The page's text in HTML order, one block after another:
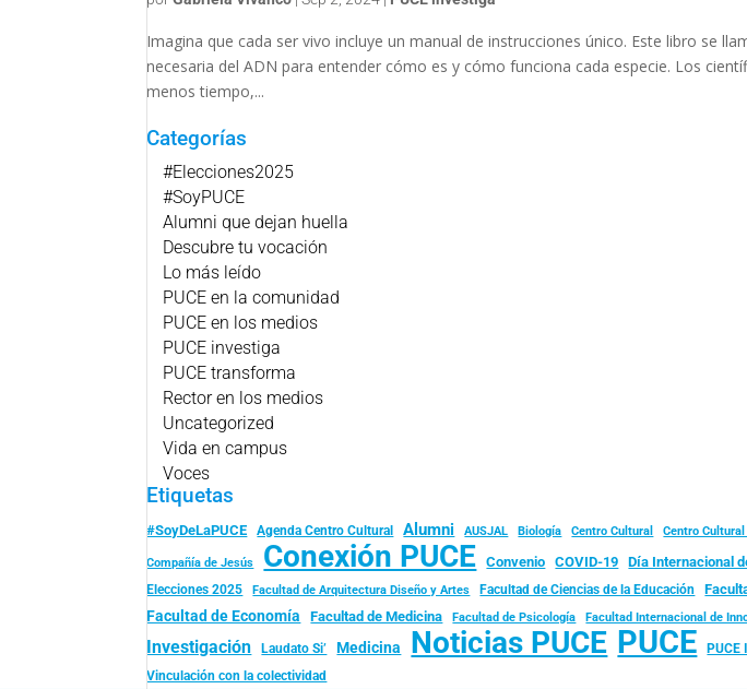
Imagina que cada ser vivo incluye un manual de instrucciones único. Este libro se
necesaria del ADN para entender cómo es y cómo funciona cada especie. Los
menos tiempo,...
Categorías
#Elecciones2025
#SoyPUCE
Alumni que dejan huella
Descubre tu vocación
Lo más leído
PUCE en la comunidad
PUCE en los medios
PUCE investiga
PUCE transforma
Rector en los medios
Uncategorized
Vida en campus
Voces
Etiquetas
#SoyDeLaPUCE Agenda Centro Cultural Alumni AUSJAL Biología Centro Cultural Centro Cultural
Compañía de Jesús Conexión PUCE Convenio COVID-19 Día Internacional
Elecciones 2025
Facultad de Arquitectura Diseño y Artes Facultad de Ciencias de la Educación
Facultad de Economía Facultad de Medicina Facultad de Psicología Facultad Internacional de
Investigación Laudato Si’ Medicina Noticias PUCE PUCE PUCE
Vinculación con la colectividad